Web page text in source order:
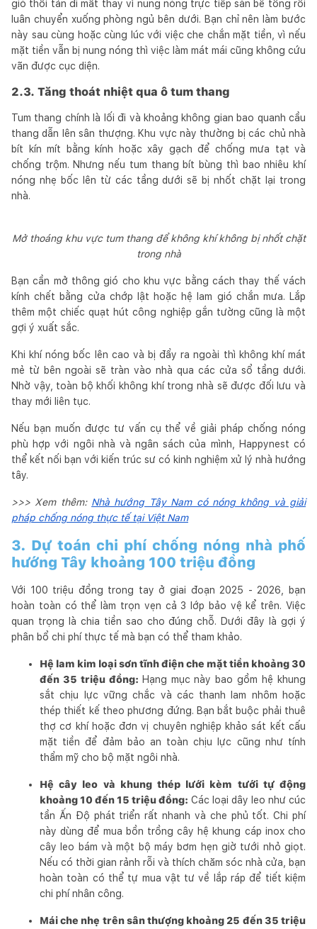
gió thổi tản đi mất thay vì nung nóng trực tiếp sàn bê tông rồi
luân chuyển xuống phòng ngủ bên dưới. Bạn chỉ nên làm bước
này sau cùng hoặc cùng lúc với việc che chắn mặt tiền, vì nếu
mặt tiền vẫn bị nung nóng thì việc làm mát mái cũng không cứu
vãn được cục diện.
2.3. Tăng thoát nhiệt qua ô tum thang
Tum thang chính là lối đi và khoảng không gian bao quanh cầu
thang dẫn lên sân thượng. Khu vực này thường bị các chủ nhà
bít kín mít bằng kính hoặc xây gạch để chống mưa tạt và
chống trộm. Nhưng nếu tum thang bít bùng thì bao nhiêu khí
nóng nhẹ bốc lên từ các tầng dưới sẽ bị nhốt chặt lại trong
nhà.
Mở thoáng khu vực tum thang để không khí không bị nhốt chặt
trong nhà
Bạn cần mở thông gió cho khu vực bằng cách thay thế vách
kính chết bằng cửa chớp lật hoặc hệ lam gió chắn mưa. Lắp
thêm một chiếc quạt hút công nghiệp gắn tường cũng là một
gợi ý xuất sắc.
Khi khí nóng bốc lên cao và bị đẩy ra ngoài thì không khí mát
mẻ từ bên ngoài sẽ tràn vào nhà qua các cửa sổ tầng dưới.
Nhờ vậy, toàn bộ khối không khí trong nhà sẽ được đối lưu và
thay mới liên tục.
Nếu bạn muốn được tư vấn cụ thể về giải pháp chống nóng
phù hợp với ngôi nhà và ngân sách của mình, Happynest có
thể kết nối bạn với kiến trúc sư có kinh nghiệm xử lý nhà hướng
tây.
>>> Xem thêm: Nhà hướng Tây Nam có nóng không và giải
pháp chống nóng thực tế tại Việt Nam
3. Dự toán chi phí chống nóng nhà phố
hướng Tây khoảng 100 triệu đồng
Với 100 triệu đồng trong tay ở giai đoạn 2025 - 2026, bạn
hoàn toàn có thể làm trọn vẹn cả 3 lớp bảo vệ kể trên. Việc
quan trọng là chia tiền sao cho đúng chỗ. Dưới đây là gợi ý
phân bổ chi phí thực tế mà bạn có thể tham khảo.
Hệ lam kim loại sơn tĩnh điện che mặt tiền khoảng 30
đến 35 triệu đồng: Hạng mục này bao gồm hệ khung
sắt chịu lực vững chắc và các thanh lam nhôm hoặc
thép thiết kế theo phương đứng. Bạn bắt buộc phải thuê
thợ cơ khí hoặc đơn vị chuyên nghiệp khảo sát kết cấu
mặt tiền để đảm bảo an toàn chịu lực cũng như tính
thẩm mỹ cho bộ mặt ngôi nhà.
Hệ cây leo và khung thép lưới kèm tưới tự động
khoảng 10 đến 15 triệu đồng: Các loại dây leo như cúc
tần Ấn Độ phát triển rất nhanh và che phủ tốt. Chi phí
này dùng để mua bồn trồng cây hệ khung cáp inox cho
cây leo bám và một bộ máy bơm hẹn giờ tưới nhỏ giọt.
Nếu có thời gian rảnh rỗi và thích chăm sóc nhà cửa, bạn
hoàn toàn có thể tự mua vật tư về lắp ráp để tiết kiệm
chi phí nhân công.
Mái che nhẹ trên sân thượng khoảng 25 đến 35 triệu